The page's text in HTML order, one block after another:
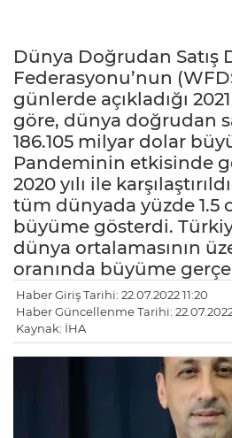
Dünya Doğrudan Satış
Federasyonu’nun
günlerde açıkladığı
göre, dünya doğrudan
186.105 milyar dolar
Pandeminin etkisinde
2020 yılı ile
tüm dünyada yüzde 1.5
büyüme gösterdi.
dünya ortalamasının
oranında büyüme
Haber Giriş Tarihi: 22.07.2022 11:20
Haber Güncellenme Tarihi: 22.07.2022
Kaynak: İHA